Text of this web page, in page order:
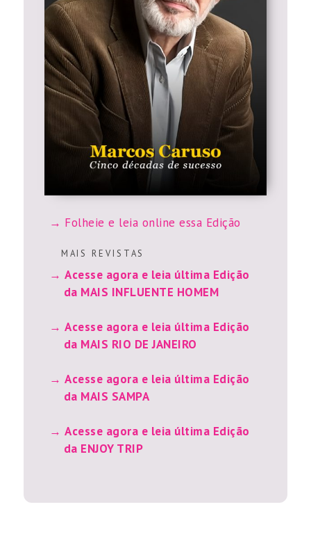
Folheie e leia online essa Edição
M A I S R E V I S T A S
Acesse agora e leia última Edição
da MAIS INFLUENTE HOMEM
Acesse agora e leia última Edição
da MAIS RIO DE JANEIRO
Acesse agora e leia última Edição
da MAIS SAMPA
Acesse agora e leia última Edição
da ENJOY TRIP